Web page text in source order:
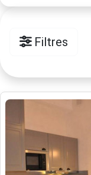
Filtres